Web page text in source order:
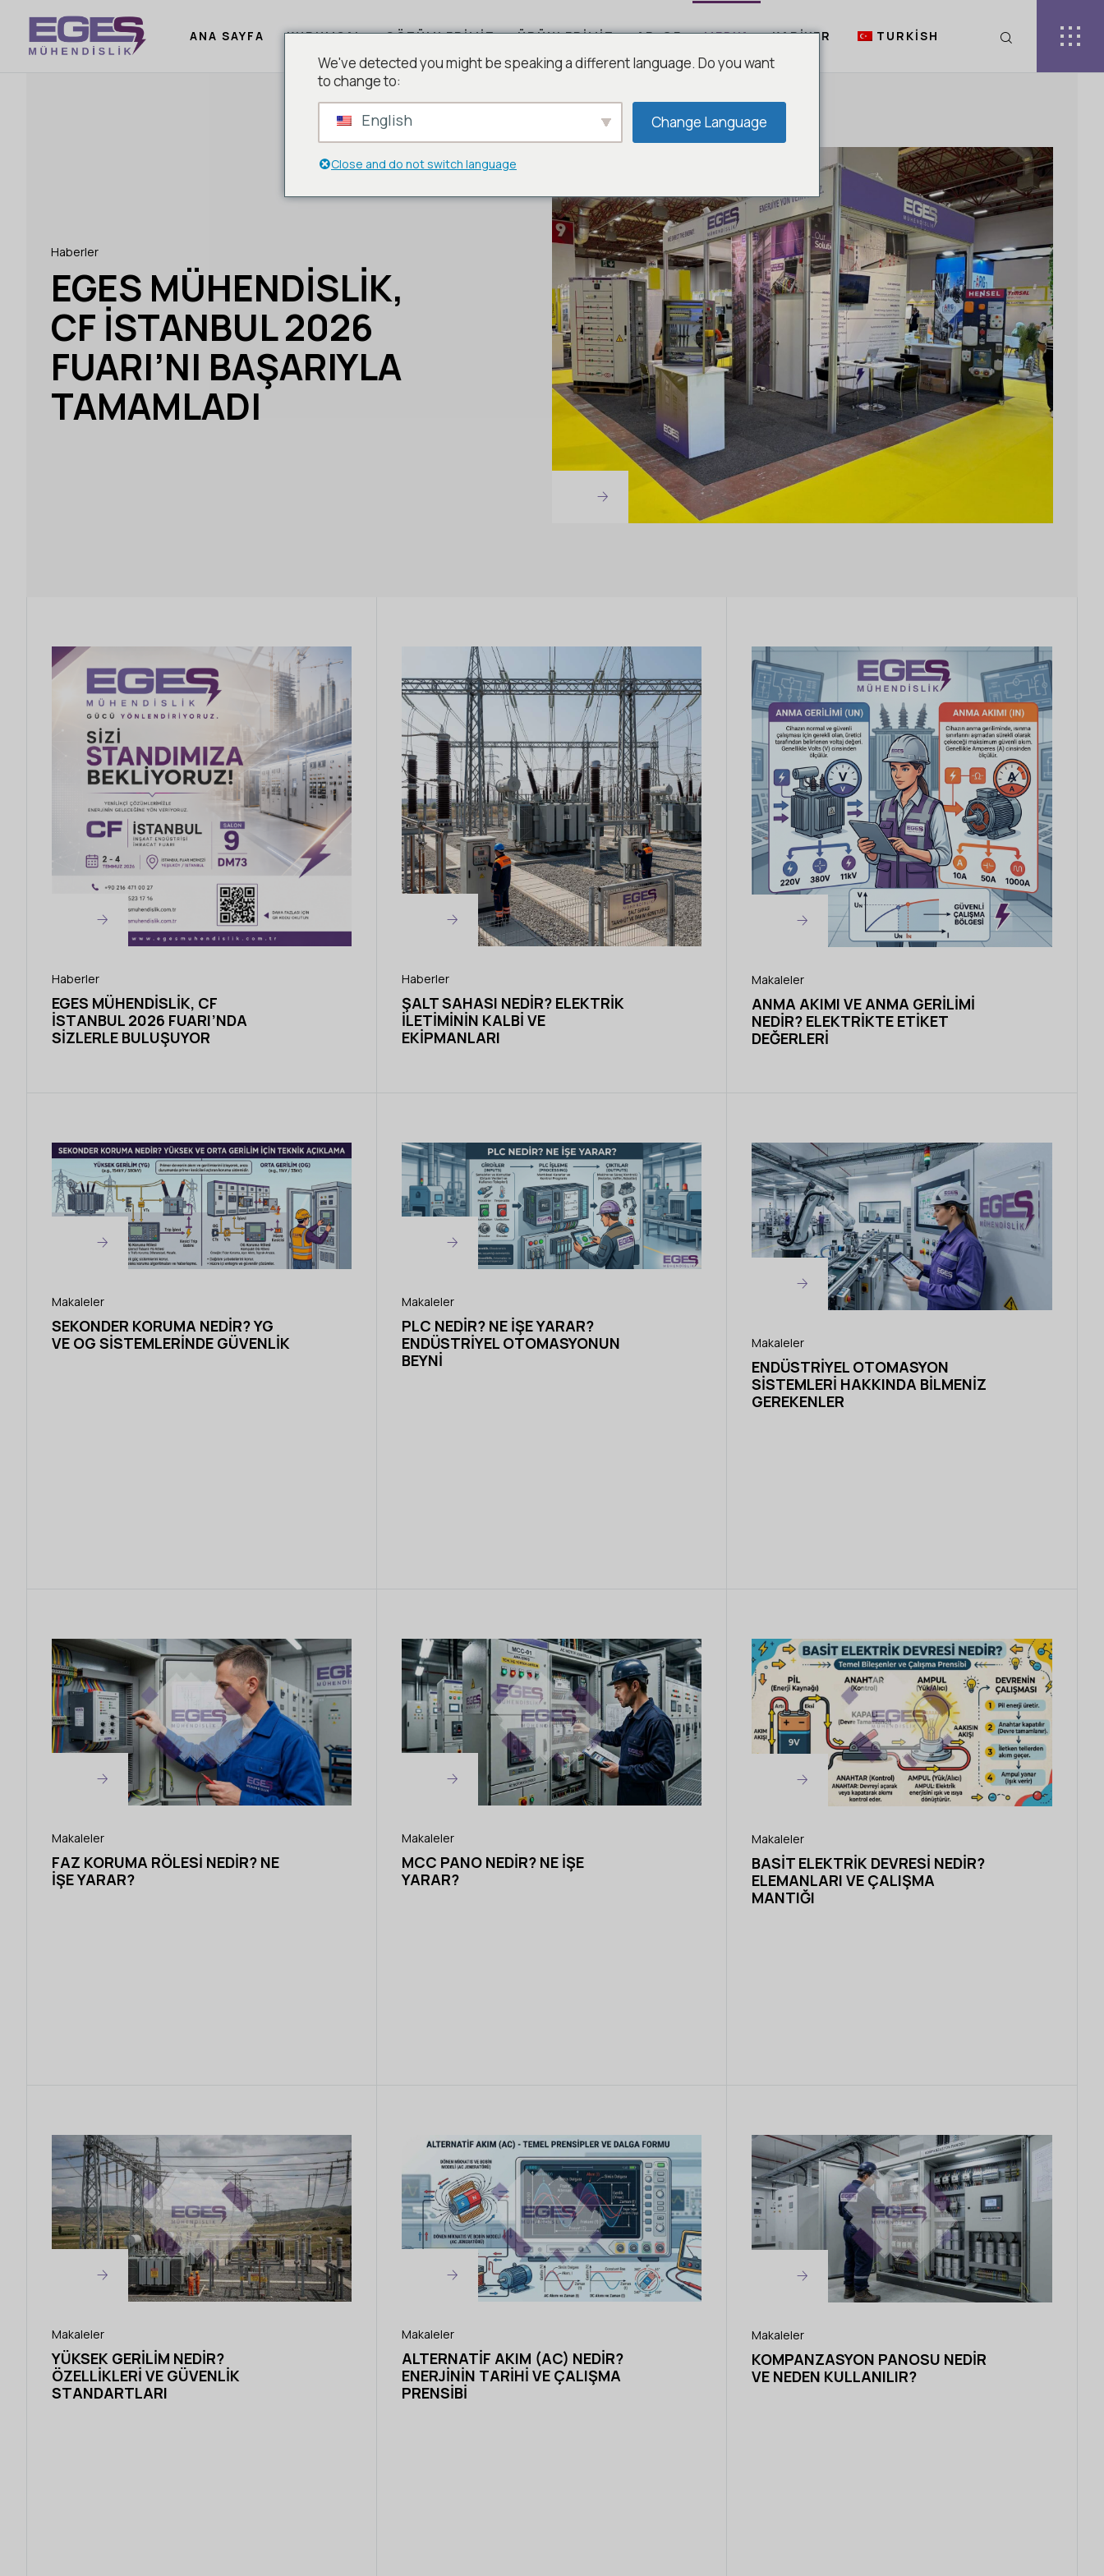
ANA SAYFA KURUMSAL ÇÖZÜMLERIMIZ ÜRÜNLERIMIZ AR-GE MEDYA KARIYER TURKISH
Haberler
EGES MÜHENDISLIK,
CF İSTANBUL 2026
FUARI’NI BAŞARIYLA
TAMAMLADI
Haberler
EGES MÜHENDISLIK, CF
İSTANBUL 2026 FUARI’NDA
SIZLERLE BULUŞUYOR
Haberler
ŞALT SAHASI NEDIR? ELEKTRIK
İLETIMININ KALBI VE
EKIPMANLARI
Makaleler
ANMA AKIMI VE ANMA GERILIMI
NEDIR? ELEKTRIKTE ETIKET
DEĞERLERI
Makaleler
SEKONDER KORUMA NEDIR? YG
VE OG SISTEMLERINDE GÜVENLIK
Makaleler
PLC NEDIR? NE İŞE YARAR?
ENDÜSTRIYEL OTOMASYONUN
BEYNI
Makaleler
ENDÜSTRIYEL OTOMASYON
SISTEMLERI HAKKINDA BILMENIZ
GEREKENLER
Makaleler
FAZ KORUMA RÖLESI NEDIR? NE
İŞE YARAR?
Makaleler
MCC PANO NEDIR? NE İŞE
YARAR?
Makaleler
BASIT ELEKTRIK DEVRESI NEDIR?
ELEMANLARI VE ÇALIŞMA
MANTIĞI
Makaleler
YÜKSEK GERILIM NEDIR?
ÖZELLIKLERI VE GÜVENLIK
STANDARTLARI
Makaleler
ALTERNATIF AKIM (AC) NEDIR?
ENERJININ TARIHI VE ÇALIŞMA
PRENSIBI
Makaleler
KOMPANZASYON PANOSU NEDIR
VE NEDEN KULLANILIR?
We've detected you might be speaking a different language. Do you want
to change to:
English Change Language
Close and do not switch language